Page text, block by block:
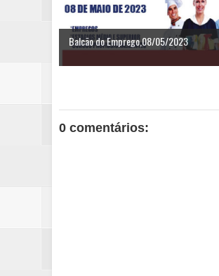
Balcão do Emprego,08/05/2023
0 comentários: